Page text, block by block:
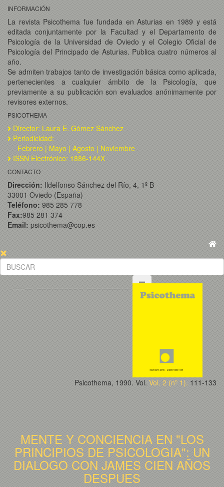
INFORMACIÓN
La revista Psicothema fue fundada en Asturias en 1989 y está
editada conjuntamente por la Facultad y el Departamento de
Psicología de la Universidad de Oviedo y el Colegio Oficial de
Psicología del Principado de Asturias. Publica cuatro números al
año.
Se admiten trabajos tanto de investigación básica como aplicada,
pertenecientes a cualquier ámbito de la Psicología, que
previamente a su publicación son evaluados anónimamente por
revisores externos.
PSICOTHEMA
Director: Laura E. Gómez Sánchez
Periodicidad:
Febrero | Mayo | Agosto | Noviembre
ISSN Electrónico: 1886-144X
CONTACTO
Dirección: Ildelfonso Sánchez del Río, 4, 1º B
33001 Oviedo (España)
Teléfono: 985 285 778
Fax:985 281 374
Email: psicothema@cop.es
Psicothema, 1990. Vol. Vol. 2 (nº 1). 111-133
MENTE Y CONCIENCIA EN "LOS
PRINCIPIOS DE PSICOLOGIA": UN
DIALOGO CON JAMES CIEN AÑOS
DESPUES